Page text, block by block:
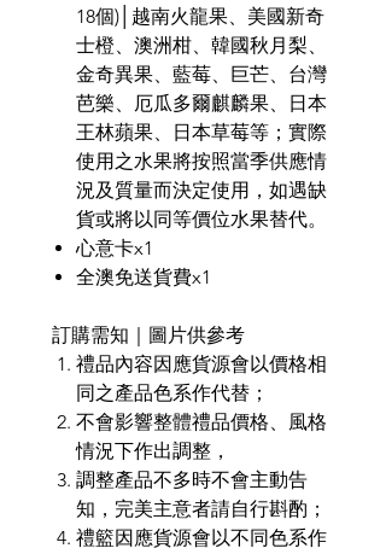
18個)│越南火龍果、美國新奇
士橙、澳洲柑、韓國秋月梨、
金奇異果、藍莓、巨芒、台灣
芭樂、厄瓜多爾麒麟果、日本
王林蘋果、日本草莓等；實際
使用之水果將按照當季供應情
況及質量而決定使用，如遇缺
貨或將以同等價位水果替代。
心意卡x1
全澳免送貨費x1
訂購需知｜圖片供參考
禮品內容因應貨源會以價格相
同之產品色系作代替；
不會影響整體禮品價格、風格
情況下作出調整，
調整產品不多時不會主動告
知，完美主意者請自行斟酌；
禮籃因應貨源會以不同色系作